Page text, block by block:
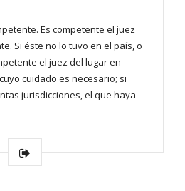
Es competente el juez
Si éste no lo tuvo en el país, o
el juez del lugar en
cuidado es necesario; si
jurisdicciones, el que haya